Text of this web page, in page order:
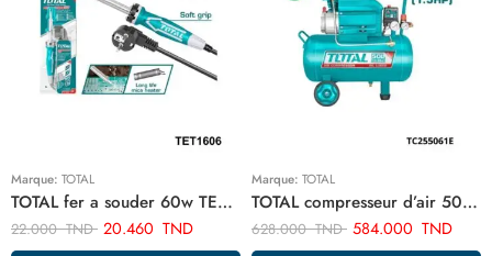
Marque: TOTAL
TOTAL fer a souder 60w TET1606
22.000TND 20.460 TND
Marque: TOTAL
TOTAL compresseur d’air 50 litre TC255061E
628.000TND 584.000 TND